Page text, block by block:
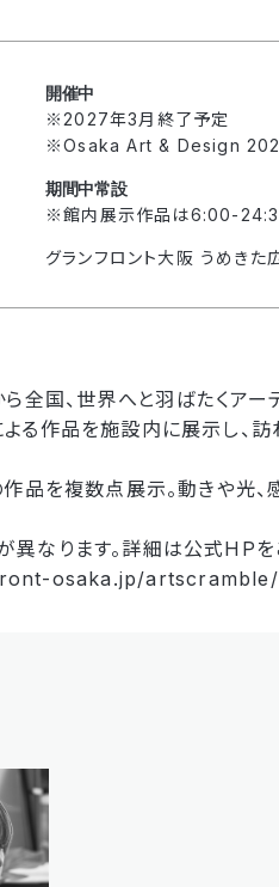
開催中
※2027年3月終了予定
※Osaka Art & Design 2026
期間中常設
※館内展示作品は6:00-
グランフロント大阪 うめきた
ら全国、世界へと羽ばたくア
る作品を施設内に展示し、
品を複数点展示。動きや光
なります。詳細は公式HPを
osaka.jp/artscramble/